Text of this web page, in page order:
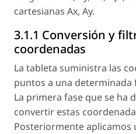
cartesianas Ax, Ay.
3.1.1 Conversión y
coordenadas
La tableta suministra las
puntos a una determinada
La primera fase que se ha
convertir estas
Posteriormente